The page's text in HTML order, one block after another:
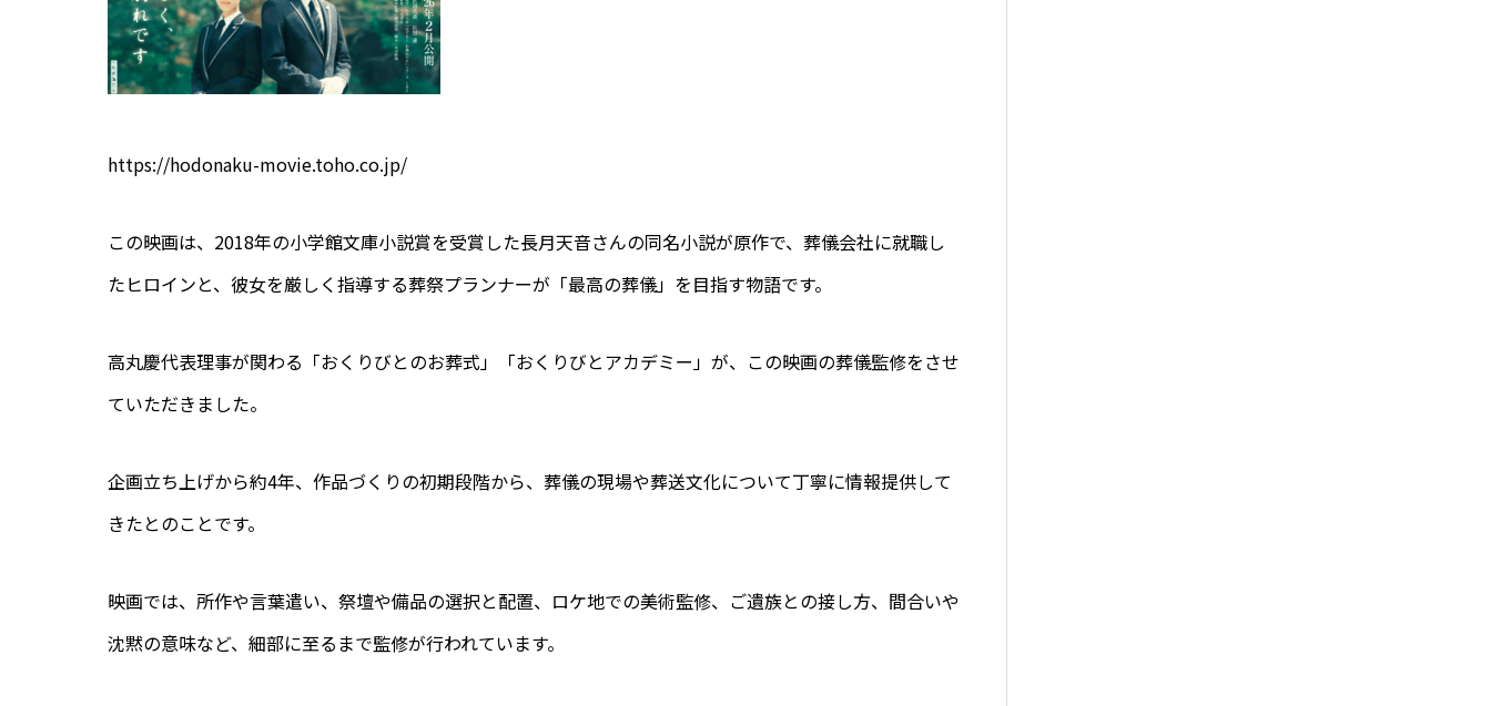
https://hodonaku-movie.toho.co.jp/
この映画は、2018年の小学館文庫小説賞を受賞した長月天音さんの同名小説が原作で、葬儀会社に就職し
たヒロインと、彼女を厳しく指導する葬祭プランナーが「最高の葬儀」を目指す物語です。
高丸慶代表理事が関わる「おくりびとのお葬式」「おくりびとアカデミー」が、この映画の葬儀監修をさせ
ていただきました。
企画立ち上げから約4年、作品づくりの初期段階から、葬儀の現場や葬送文化について丁寧に情報提供して
きたとのことです。
映画では、所作や言葉遣い、祭壇や備品の選択と配置、ロケ地での美術監修、ご遺族との接し方、間合いや
沈黙の意味など、細部に至るまで監修が行われています。